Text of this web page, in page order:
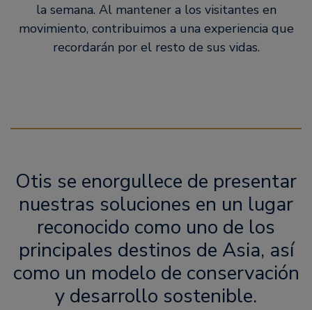
la semana. Al mantener a los visitantes en
movimiento, contribuimos a una experiencia que
recordarán por el resto de sus vidas.
Otis se enorgullece de presentar
nuestras soluciones en un lugar
reconocido como uno de los
principales destinos de Asia, así
como un modelo de conservación
y desarrollo sostenible.